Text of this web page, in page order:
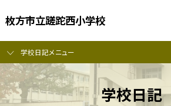
枚方市立蹉跎西小学校
学校日記メニュー
学校日記